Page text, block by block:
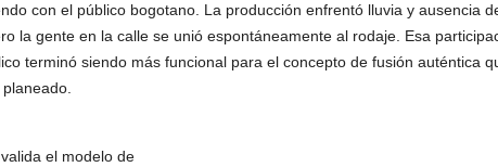
con el público bogotano. La producción enfrentó lluvia y ausencia
la gente en la calle se unió espontáneamente al rodaje. Esa
terminó siendo más funcional para el concepto de fusión auténtica
el modelo de